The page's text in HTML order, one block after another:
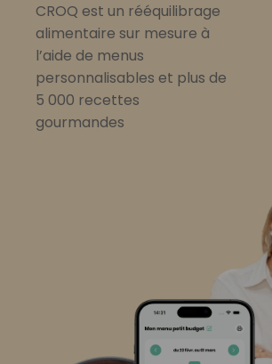
CROQ est un rééquilibrage
alimentaire sur mesure à
l’aide de menus
personnalisables et plus de
5 000 recettes
gourmandes